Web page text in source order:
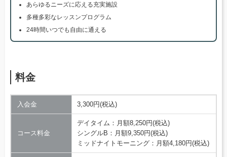
あらゆるニーズに応える充実施設
多種多彩なレッスンプログラム
24時間いつでも自由に通える
料金
入会金 3,300円(税込)
コース料金
デイタイム：月額8,250円(税込)
シングルB：月額9,350円(税込)
ミッドナイトモーニング：月額4,180円(税込)